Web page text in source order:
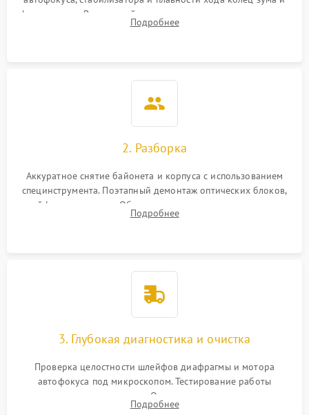
фокусировки. Визуальный осмотр линз на наличие царапин,
грибка, пыли и оценка состояния контактов байонета.
Подробнее
2. Разборка
Аккуратное снятие байонета и корпуса с использованием
специнструмента. Поэтапный демонтаж оптических блоков,
шлейфов и приводов. Обязательная маркировка положения
линзовых групп для сохранения заводской центровки при
Подробнее
3. Глубокая диагностика и очистка
Проверка целостности шлейфов диафрагмы и мотора
автофокуса под микроскопом. Тестирование работы
электромагнитного привода. Очистка оптических элементов
от пыли, следов влаги и грибка спецрастворами без
Подробнее